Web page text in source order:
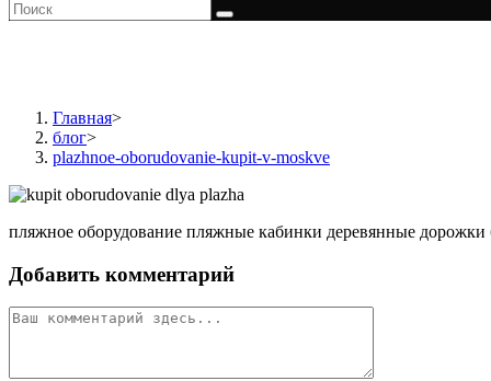
Главная>
блог>
plazhnoe-oborudovanie-kupit-v-moskve
пляжное оборудование пляжные кабинки деревянные дорожки
Добавить комментарий
Комментарий